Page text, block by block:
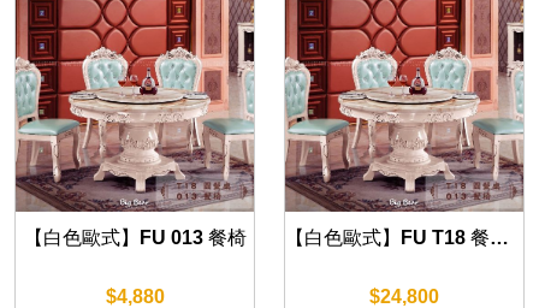
【白色歐式】FU 013 餐椅
$4,880
【白色歐式】FU T18 餐桌 130cm/150cm
$24,800